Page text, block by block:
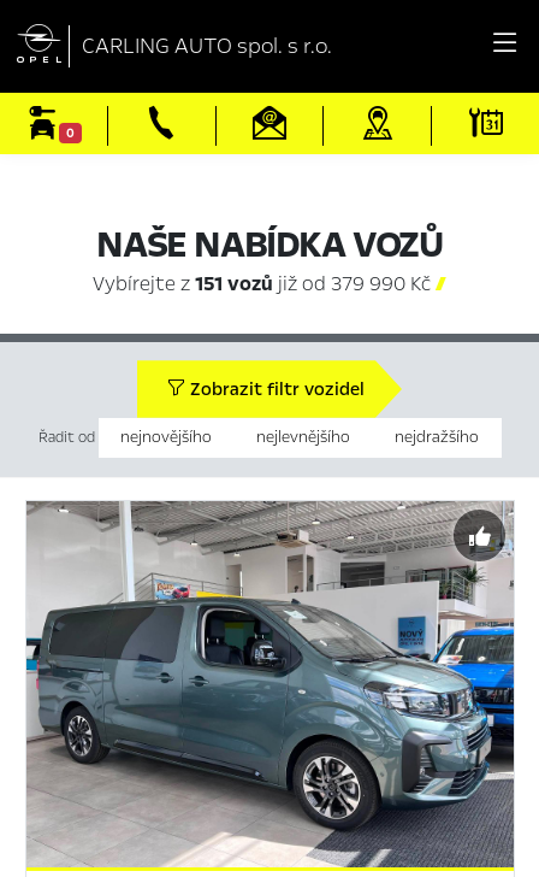
 CARLING AUTO spol. s r.o.
0
NAŠE NABÍDKA VOZŮ
Vybírejte z151 vozů již od 379 990 Kč
Zobrazit filtr vozidel
Řadit od nejnovějšího nejlevnějšího nejdražšího